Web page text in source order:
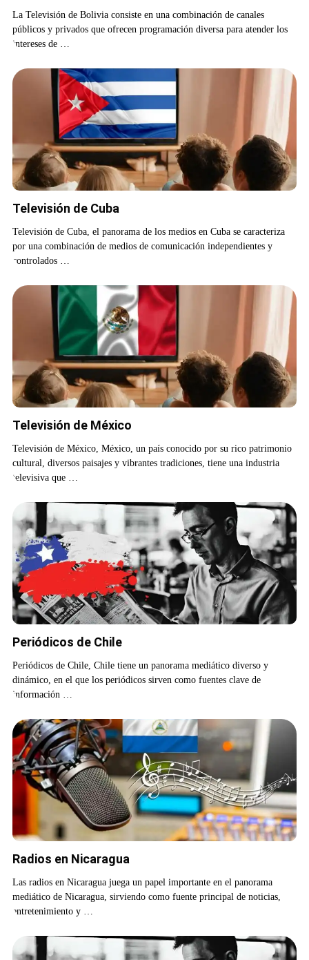
La Televisión de Bolivia consiste en una combinación de canales
públicos y privados que ofrecen programación diversa para atender los
intereses de …
Televisión de Cuba
Televisión de Cuba, el panorama de los medios en Cuba se caracteriza
por una combinación de medios de comunicación independientes y
controlados …
Televisión de México
Televisión de México, México, un país conocido por su rico patrimonio
cultural, diversos paisajes y vibrantes tradiciones, tiene una industria
televisiva que …
Periódicos de Chile
Periódicos de Chile, Chile tiene un panorama mediático diverso y
dinámico, en el que los periódicos sirven como fuentes clave de
información …
Radios en Nicaragua
Las radios en Nicaragua juega un papel importante en el panorama
mediático de Nicaragua, sirviendo como fuente principal de noticias,
entretenimiento y …